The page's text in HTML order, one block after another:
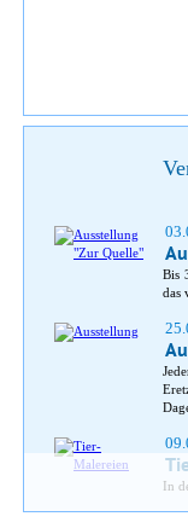
Bis
das
In